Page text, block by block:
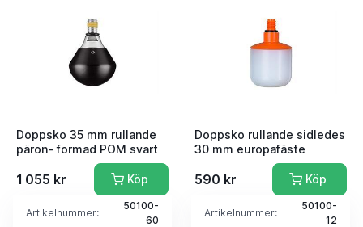
Doppsko 35 mm rullande
päron- formad POM svart
1 055 kr Köp
Artikelnummer:
50100-
60
Doppsko rullande sidledes
30 mm europafäste
590 kr Köp
Artikelnummer:
50100-
12